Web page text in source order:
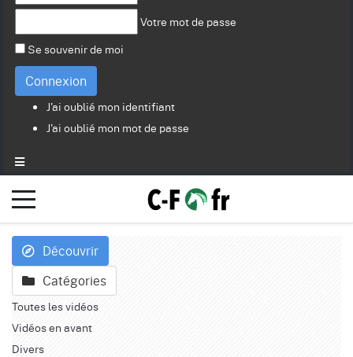
Votre mot de passe
Se souvenir de moi
Connexion
J'ai oublié mon identifiant
J'ai oublié mon mot de passe
Découvrir
Catégories
Toutes les vidéos
Vidéos en avant
Divers